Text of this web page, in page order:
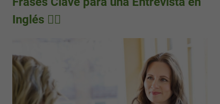
Inglés ✍🏻